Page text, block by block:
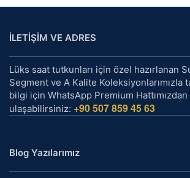
İLETİŞİM VE ADRES
Lüks saat tutkunları için özel hazırlanan
Segment ve A Kalite Koleksiyonlarımızla
bilgi için WhatsApp Premium
ulaşabilirsiniz: +90 507 859 45 63
Blog Yazılarımız